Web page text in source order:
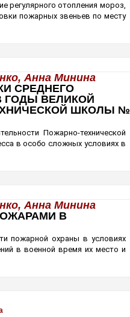
регулярного отопления мороз,
пожарных звеньев по месту
Анна Минина
СРЕДНЕГО
ГОДЫ ВЕЛИКОЙ
ШКОЛЫ №
Пожарно-технической
в особо сложных условиях в
Анна Минина
В
пожарной охраны в условиях
в военной время их место и